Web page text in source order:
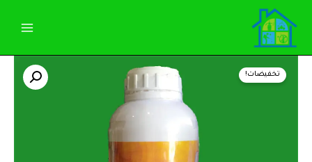
المحتوى
تخفيضات!
السعر
الأصلي
هو:
370,00 EGP.
هو:
365,00 EGP.
لمبادا